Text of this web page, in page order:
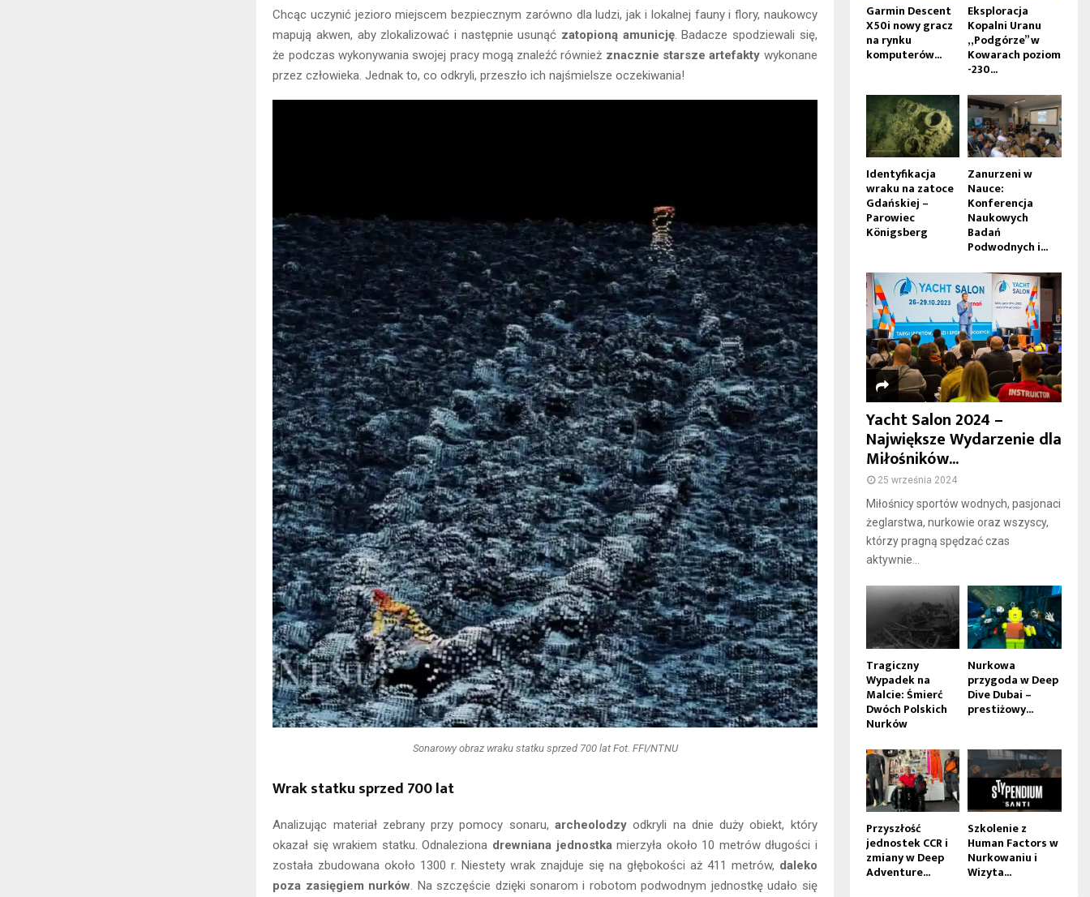
Chcąc uczynić jezioro miejscem bezpiecznym zarówno dla ludzi, jak i lokalnej fauny i flory, naukowcy
mapują akwen, aby zlokalizować i następnie usunąć zatopioną amunicję. Badacze spodziewali się,
że podczas wykonywania swojej pracy mogą znaleźć również znacznie starsze artefakty wykonane
przez człowieka. Jednak to, co odkryli, przeszło ich najśmielsze oczekiwania!
Sonarowy obraz wraku statku sprzed 700 lat Fot. FFI/NTNU
Wrak statku sprzed 700 lat
Analizując materiał zebrany przy pomocy sonaru, archeolodzy odkryli na dnie duży obiekt, który
okazał się wrakiem statku. Odnaleziona drewniana jednostkamierzyła około 10 metrów długości i
została zbudowana około 1300 r. Niestety wrak znajduje się na głębokości aż 411 metrów, daleko
poza zasięgiem nurków. Na szczęście dzięki sonarom i robotom podwodnym jednostkę udało się
Garmin Descent
X50i nowy gracz
na rynku
komputerów...
Eksploracja
Kopalni Uranu
„Podgórze” w
Kowarach poziom
-230...
Identyfikacja
wraku na zatoce
Gdańskiej –
Parowiec
Königsberg
Zanurzeni w
Nauce:
Konferencja
Naukowych
Badań
Podwodnych i...
Yacht Salon 2024 –
Największe Wydarzenie dla
Miłośników...
25 września 2024
Miłośnicy sportów wodnych, pasjonaci
żeglarstwa, nurkowie oraz wszyscy,
którzy pragną spędzać czas
aktywnie...
Tragiczny
Wypadek na
Malcie: Śmierć
Dwóch Polskich
Nurków
Nurkowa
przygoda w Deep
Dive Dubai –
prestiżowy...
Przyszłość
jednostek CCR i
zmiany w Deep
Adventure...
Szkolenie z
Human Factors w
Nurkowaniu i
Wizyta...